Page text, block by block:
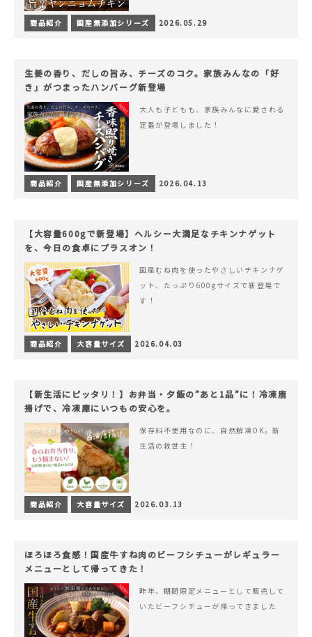
商品紹介 国産無添加シリーズ 2026.05.29
生姜の香り、だしの旨み、チーズのコク。家族みんなの「好
き」がつまったハンバーグ新登場
大人も子どもも、家族みんなに愛される
定番が登場しました！
商品紹介 国産無添加シリーズ 2026.04.13
【大容量600gで新登場】ヘルシー大満足なチキンナゲット
を、今日の食卓にプラスオン！
国産むね肉を使ったやさしいチキンナゲ
ット、たっぷり600gサイズで新登場で
す！
商品紹介 大容量サイズ 2026.04.03
【新生活にピッタリ！】お弁当・夕飯の”あと1品”に！冷凍唐
揚げで、冷凍庫にいつもの安心を。
保存料不使用なのに、自然解凍OK。新
生活の救世主！
商品紹介 大容量サイズ 2026.03.13
ほろほろ食感！国産牛すね肉のビーフシチューがレギュラー
メニューとして帰ってきた！
昨年、期間限定メニューとして販売して
いたビーフシチューが帰ってきました